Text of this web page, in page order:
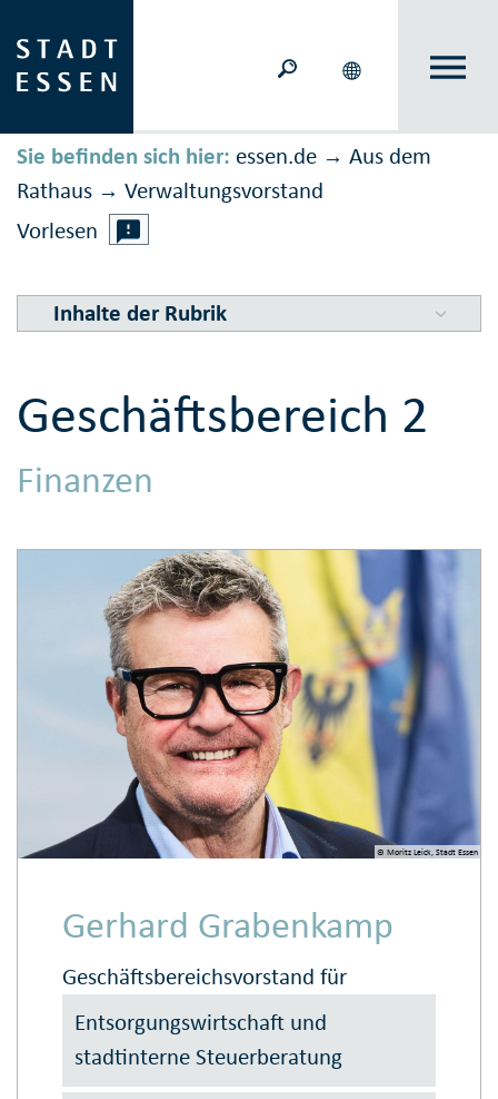
Sie befinden sich hier: essen.de → Aus dem
Rathaus → Ver­waltungs­vor­stand
Vorlesen
Inhalte der Rubrik
Geschäfts­bereich 2
Finanzen
© Moritz Leick, Stadt Essen
Gerhard Grabenkamp
Geschäftsbereichsvorstand für
Entsorgungswirtschaft und
stadtinterne Steuerberatung